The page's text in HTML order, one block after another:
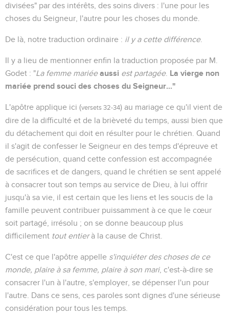
divisées" par des intérêts, des soins divers : l'une pour les
choses du Seigneur, l'autre pour les choses du monde.
De là, notre traduction ordinaire : il y a cette différence.
Il y a lieu de mentionner enfin la traduction proposée par M.
Godet : "La femme mariée aussi est partagée. La vierge non
mariée prend souci des choses du Seigneur..."
L'apôtre applique ici (versets 32-34) au mariage ce qu'il vient de
dire de la difficulté et de la brièveté du temps, aussi bien que
du détachement qui doit en résulter pour le chrétien. Quand
il s'agit de confesser le Seigneur en des temps d'épreuve et
de persécution, quand cette confession est accompagnée
de sacrifices et de dangers, quand le chrétien se sent appelé
à consacrer tout son temps au service de Dieu, à lui offrir
jusqu'à sa vie, il est certain que les liens et les soucis de la
famille peuvent contribuer puissamment à ce que le cœur
soit partagé, irrésolu ; on se donne beaucoup plus
difficilement tout entierà la cause de Christ.
C'est ce que l'apôtre appelle s'inquiéter des choses de ce
monde, plaire à sa femme, plaire à son mari, c'est-à-dire se
consacrer l'un à l'autre, s'employer, se dépenser l'un pour
l'autre. Dans ce sens, ces paroles sont dignes d'une sérieuse
considération pour tous les temps.